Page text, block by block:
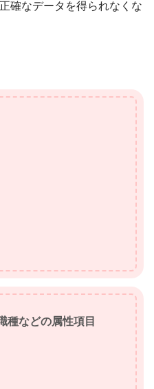
確なデータを得られなくな
種などの属性項目